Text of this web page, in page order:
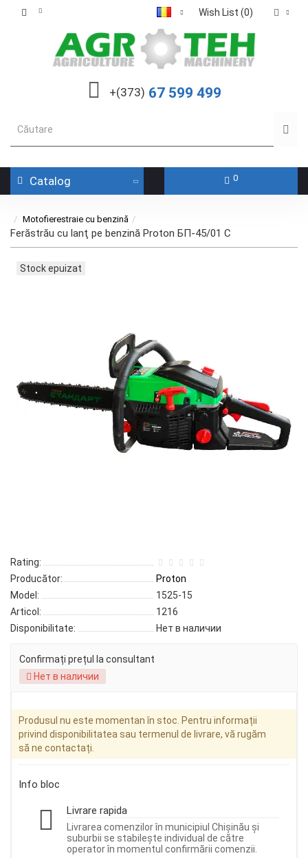
Wish List (0)
+(373) 67 599 499
Catalog 0
Motofierestraie cu benzină
Ferăstrău cu lanţ pe benzină Proton БП-45/01 C
Stock epuizat
Rating:
Producător:
Proton
Model:
1525-15
Articol:
1216
Disponibilitate:
Нет в наличии
Confirmați prețul la consultant
Нет в наличии
Produsul nu este momentan în stoc. Pentru informații
privind disponibilitatea sau termenul de livrare, vă rugăm
să ne contactați.
Info bloc
Livrare rapida
Livrarea comenzilor în municipiul Chișinău și
suburbii se stabilește individual de către
operator în momentul confirmării comenzii.